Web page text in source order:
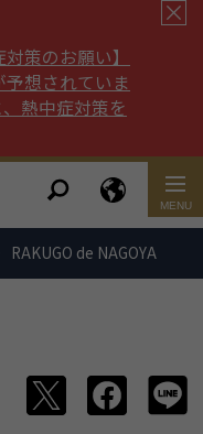
策のお願い】
想されていま
熱中症対策を
RAKUGO de NAGOYA